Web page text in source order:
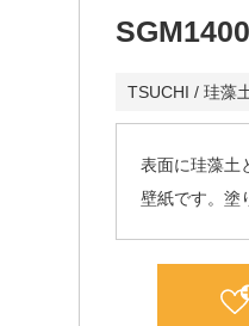
SGM1400
TSUCHI / 珪藻
表面に珪藻土
壁紙です。塗